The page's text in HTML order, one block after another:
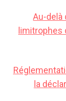
Au-delà
limitrophes
la